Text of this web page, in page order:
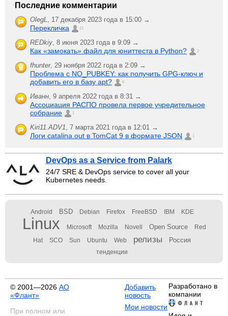
Последние комментарии
OlegL, 17 декабря 2023 года в 15:00 →
Перекличка 21
REDkiy, 8 июня 2023 года в 9:09 →
Как «замокать» файл для юниттеста в Python? 2
fhunter, 29 ноября 2022 года в 2:09 →
Проблема с NO_PUBKEY: как получить GPG-ключ и
добавить его в базу apt?
6
Иванн, 9 апреля 2022 года в 8:31 →
Ассоциация РАСПО провела первое учредительное
собрание
1
Kiri11.ADV1, 7 марта 2021 года в 12:01 →
Логи catalina.out в TomCat 9 в формате JSON 1
DevOps as a Service from Palark
24/7 SRE & DevOps service to cover all your
Kubernetes needs.
Android BSD Debian Firefox FreeBSD IBM KDE
Linux Microsoft Mozilla Novell Open Source Red
Hat SCO Sun Ubuntu Web релизы Россия
тенденции
© 2001—2026 АО
«Флант»
При полном или
Добавить
новость
Мои новости
Разработано в
компании